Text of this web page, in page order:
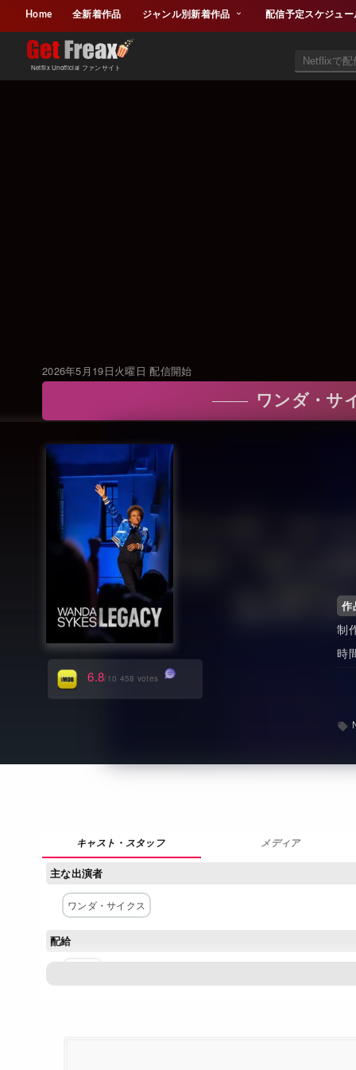
Home 全新着作品 ジャンル別新着作品 配信予定スケジュー
Netflix Unofficial ファンサイト
2026年5月19日火曜日 配信開始
ワンダ・サ
作
制
時
6.8/10 458 votes
メディア
主な出演者
ワンダ・サイクス
配給